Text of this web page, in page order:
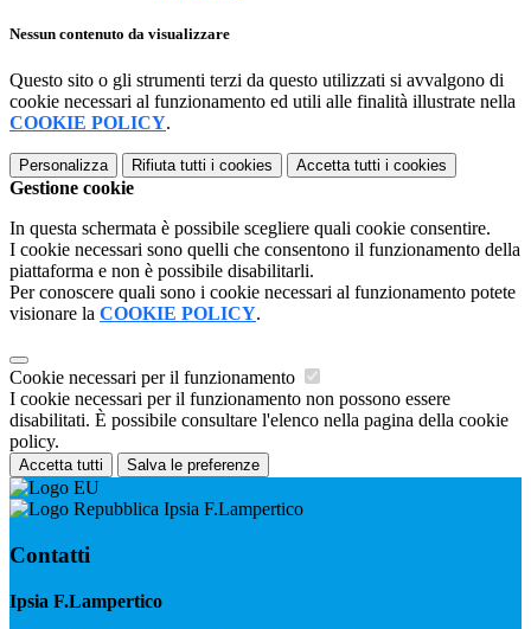
Nessun contenuto da visualizzare
Questo sito o gli strumenti terzi da questo utilizzati si avvalgono di
cookie necessari al funzionamento ed utili alle finalità illustrate nella
COOKIE POLICY.
Personalizza Rifiuta tutti i cookies Accetta tutti i cookies
Gestione cookie
In questa schermata è possibile scegliere quali cookie consentire.
I cookie necessari sono quelli che consentono il funzionamento della
piattaforma e non è possibile disabilitarli.
Per conoscere quali sono i cookie necessari al funzionamento potete
visionare la COOKIE POLICY.
Cookie necessari per il funzionamento
I cookie necessari per il funzionamento non possono essere
disabilitati. È possibile consultare l'elenco nella pagina della cookie
policy.
Accetta tutti Salva le preferenze
Ipsia F.Lampertico
Contatti
Ipsia F.Lampertico